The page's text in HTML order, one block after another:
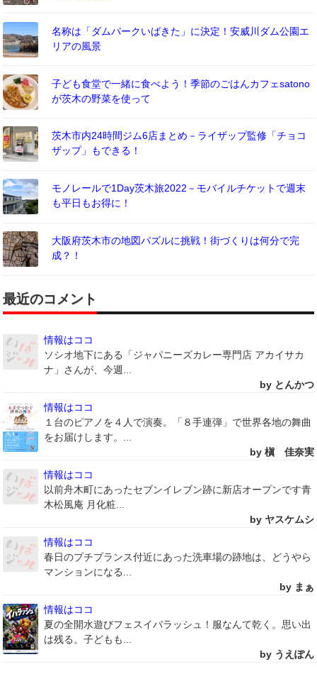
名称は「ダムパークいばきた」に決定！安威川ダム公園エ
リアの風景
子ども食堂で一緒に食べよう！季節のごはんカフェsatono
が茨木の野菜を使って
茨木市内24時間ジム6店まとめ－ライザップ監修「チョコ
ザップ」もできる！
モノレールで1Day茨木旅2022－モバイルチケットで週末
も平日もお得に！
大阪府茨木市の地図パズルに挑戦！街づくりは何分で完
成？！
最近のコメント
情報はココ
ソシオ地下にある「ジャパニーズカレー専門店 アカイサカ
ナ」さんが、今週...
by とんかつ
情報はココ
１台のピアノを４人で演奏。「８手連弾」で世界各地の舞曲
をお届けします。...
by 槇 佳奈実
情報はココ
以前舟木町にあったセブンイレブン跡に新店オープンです青
木松風庵 月化粧...
by ヤスケムシ
情報はココ
春日のプチプランス付近にあった洗車場の跡地は、どうやら
マンションになる...
by まぁ
情報はココ
夏の全開水遊びフェスイバラッシュ！服なんて乾く。思い出
は残る。子どもも...
by うえぽん